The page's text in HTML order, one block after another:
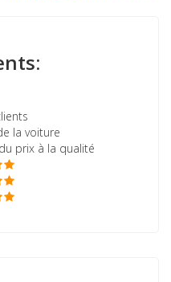
la voiture
prix à la qualité